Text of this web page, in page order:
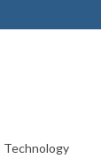
Technology